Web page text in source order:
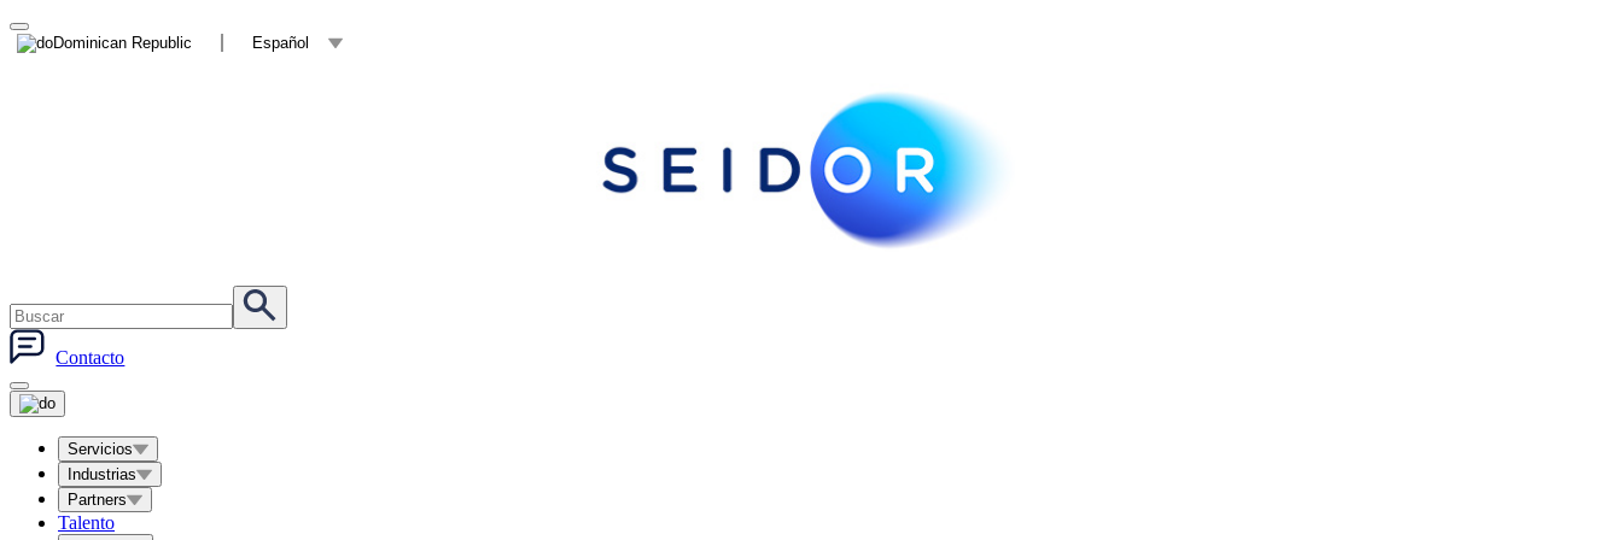
Dominican Republic Español
Contacto
Servicios
Industrias
Partners
Talento